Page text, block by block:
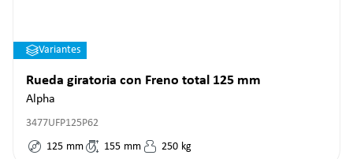
Variantes
Rueda giratoria con Freno total 125 mm
Alpha
3477UFP125P62
125 mm 155 mm 250 kg